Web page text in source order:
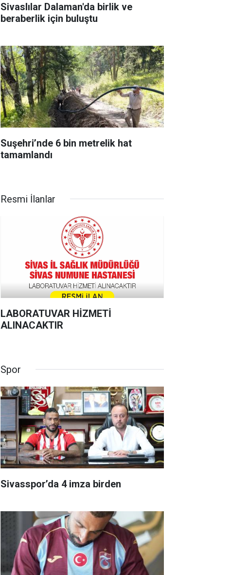
Sivaslılar Dalaman'da birlik ve
beraberlik için buluştu
Suşehri’nde 6 bin metrelik hat
tamamlandı
Resmi İlanlar
LABORATUVAR HİZMETİ
ALINACAKTIR
Spor
Sivasspor’da 4 imza birden